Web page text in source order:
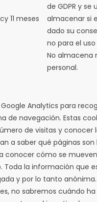
11 meses
de GDPR y se
almacenar si
dado su
no para el
No almacena
personal.
Analytics para
de navegación. Estas
de visitas y conocer
a saber qué páginas son
conocer cómo se
Toda la información que
y por lo tanto anónima.
no sabremos cuándo